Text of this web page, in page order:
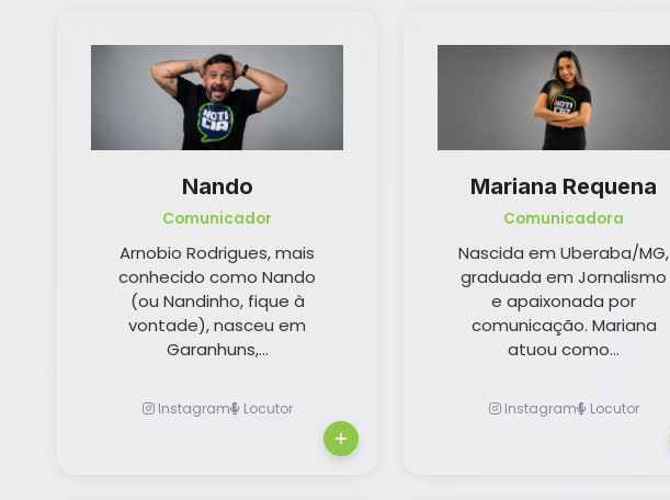
Nando
Comunicador
Arnobio Rodrigues, mais
conhecido como Nando
(ou Nandinho, fique à
vontade), nasceu em
Garanhuns,...
Instagram Locutor
Mariana Requena
Comunicadora
Nascida em Uberaba/MG,
graduada em Jornalismo
e apaixonada por
comunicação. Mariana
atuou como...
Instagram Locutor